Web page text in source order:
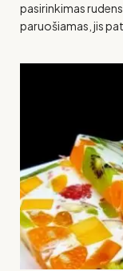
pasirinkimas
paruošiamas, jis